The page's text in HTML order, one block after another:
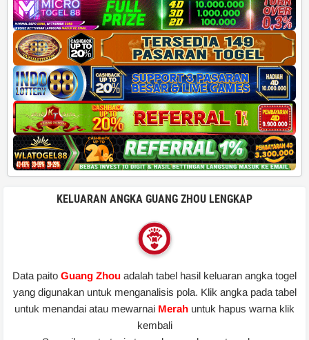
KELUARAN ANGKA GUANG ZHOU LENGKAP
Data paito Guang Zhou adalah tabel hasil keluaran angka togel
yang digunakan untuk menganalisis pola. Klik angka pada tabel
untuk menandai atau mewarnai Merah untuk hapus warna klik
kembali